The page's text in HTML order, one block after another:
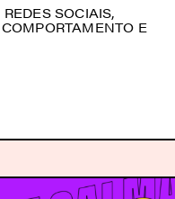
SOCIAIS,
E